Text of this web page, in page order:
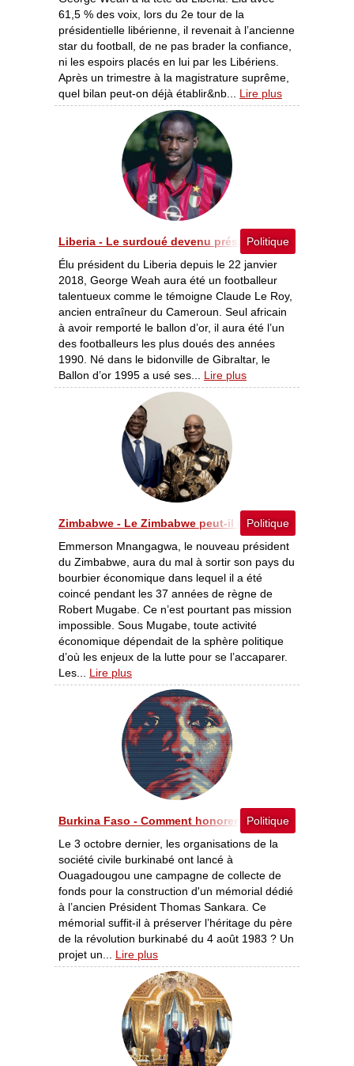
61,5 % des voix, lors du 2e tour de la
présidentielle libérienne, il revenait à l’ancienne
star du football, de ne pas brader la confiance,
ni les espoirs placés en lui par les Libériens.
Après un trimestre à la magistrature suprême,
quel bilan peut-on déjà établir&nb... Lire plus
Politique
Liberia - Le surdoué devenu président
Élu président du Liberia depuis le 22 janvier
2018, George Weah aura été un footballeur
talentueux comme le témoigne Claude Le Roy,
ancien entraîneur du Cameroun. Seul africain
à avoir remporté le ballon d’or, il aura été l’un
des footballeurs les plus doués des années
1990. Né dans le bidonville de Gibraltar, le
Ballon d’or 1995 a usé ses... Lire plus
Politique
Zimbabwe - Le Zimbabwe peut-il redevenir le joyau de
Emmerson Mnangagwa, le nouveau président
du Zimbabwe, aura du mal à sortir son pays du
bourbier économique dans lequel il a été
coincé pendant les 37 années de règne de
Robert Mugabe. Ce n’est pourtant pas mission
impossible. Sous Mugabe, toute activité
économique dépendait de la sphère politique
d’où les enjeux de la lutte pour se l’accaparer.
Les... Lire plus
Politique
Burkina Faso - Comment honorer dignement la
Le 3 octobre dernier, les organisations de la
société civile burkinabé ont lancé à
Ouagadougou une campagne de collecte de
fonds pour la construction d'un mémorial dédié
à l’ancien Président Thomas Sankara. Ce
mémorial suffit-il à préserver l’héritage du père
de la révolution burkinabé du 4 août 1983 ? Un
projet un... Lire plus